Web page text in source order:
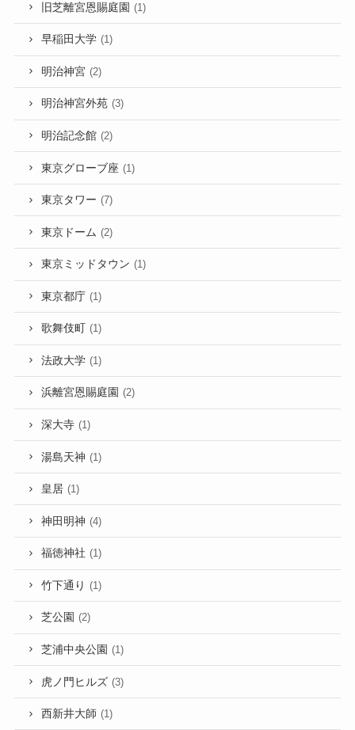
旧芝離宮恩賜庭園 (1)
早稲田大学 (1)
明治神宮 (2)
明治神宮外苑 (3)
明治記念館 (2)
東京グローブ座 (1)
東京タワー (7)
東京ドーム (2)
東京ミッドタウン (1)
東京都庁 (1)
歌舞伎町 (1)
法政大学 (1)
浜離宮恩賜庭園 (2)
深大寺 (1)
湯島天神 (1)
皇居 (1)
神田明神 (4)
福徳神社 (1)
竹下通り (1)
芝公園 (2)
芝浦中央公園 (1)
虎ノ門ヒルズ (3)
西新井大師 (1)